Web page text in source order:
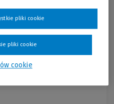
Już od:129,00 zł Więcej
w postępowaniu
cookie
pliki cookie
pliki cookie